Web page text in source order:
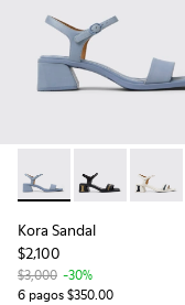
Kora Sandal -Kora Sandal
Kora
Kora Sandal
$2,100
$3,000 -30%
6 pagos $350.00